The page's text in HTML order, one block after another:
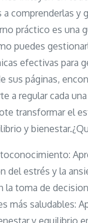
a comprenderlas y
práctico es una
puedes
efectivas para
sus páginas,
a regular cada
transformar el
y
del estrés y la
la toma de
más saludables:
y equilibrio